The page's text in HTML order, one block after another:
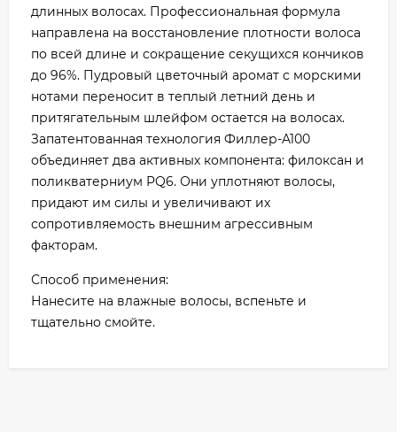
длинных волосах. Профессиональная формула
направлена на восстановление плотности волоса
по всей длине и сокращение секущихся кончиков
до 96%. Пудровый цветочный аромат c морскими
нотами переносит в теплый летний день и
притягательным шлейфом остается на волосах.
Запатентованная технология Филлер-A100
объединяет два активных компонента: филоксан и
поликватерниум PQ6. Они уплотняют волосы,
придают им силы и увеличивают их
сопротивляемость внешним агрессивным
факторам.
Способ применения:
Нанесите на влажные волосы, вспеньте и
тщательно смойте.